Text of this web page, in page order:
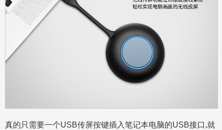
真的只需要一个USB传屏按键插入笔记本电脑的USB接口,就